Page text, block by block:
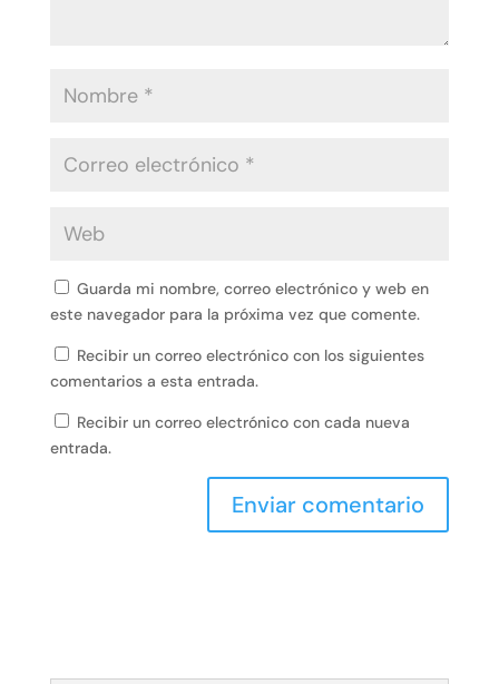
Guarda mi nombre, correo electrónico y web en
este navegador para la próxima vez que comente.
Recibir un correo electrónico con los siguientes
comentarios a esta entrada.
Recibir un correo electrónico con cada nueva
entrada.